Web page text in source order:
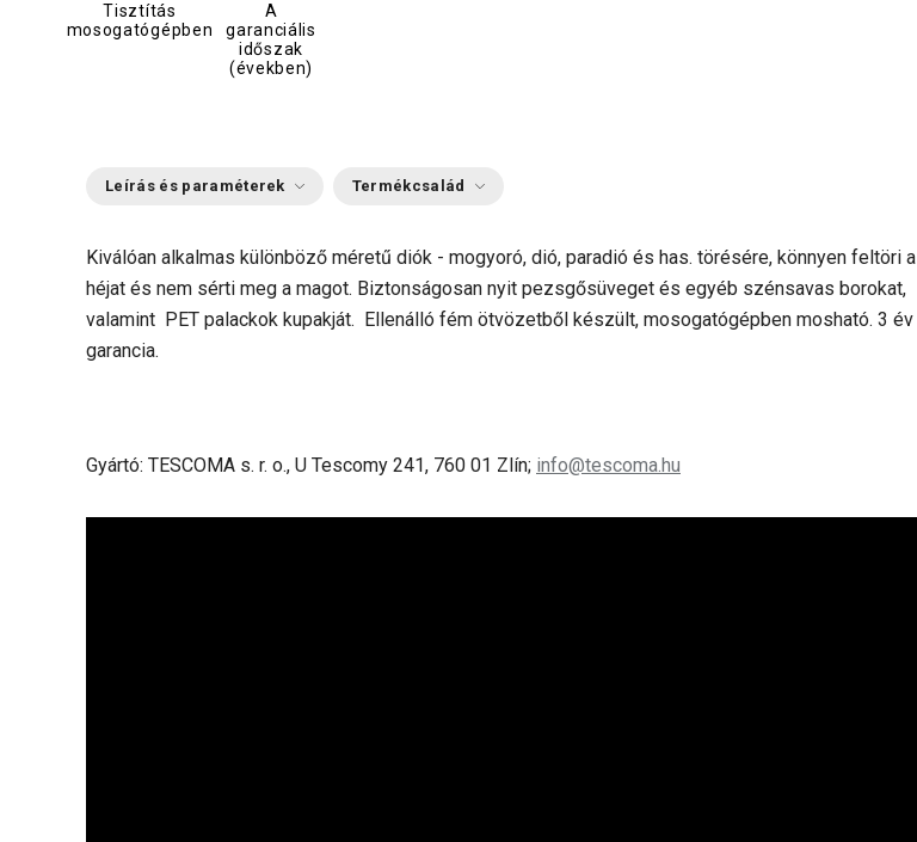
Tisztítás
mosogatógépben
A
garanciális
időszak
(években)
Leírás és paraméterek Termékcsalád
Kiválóan alkalmas különböző méretű diók - mogyoró, dió, paradió és has. törésére, könnyen feltöri a
héjat és nem sérti meg a magot. Biztonságosan nyit pezsgősüveget és egyéb szénsavas borokat,
valamint PET palackok kupakját. Ellenálló fém ötvözetből készült, mosogatógépben mosható. 3 év
garancia.
Gyártó: TESCOMA s. r. o., U Tescomy 241, 760 01 Zlín; info@tescoma.hu